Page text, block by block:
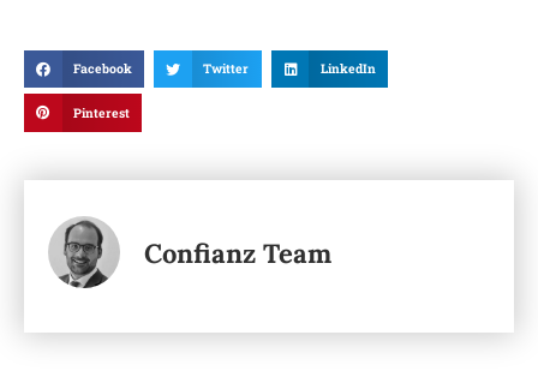
Facebook Twitter LinkedIn
Pinterest
Confianz Team